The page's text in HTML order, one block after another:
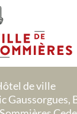
de ville
Gaussorgues,